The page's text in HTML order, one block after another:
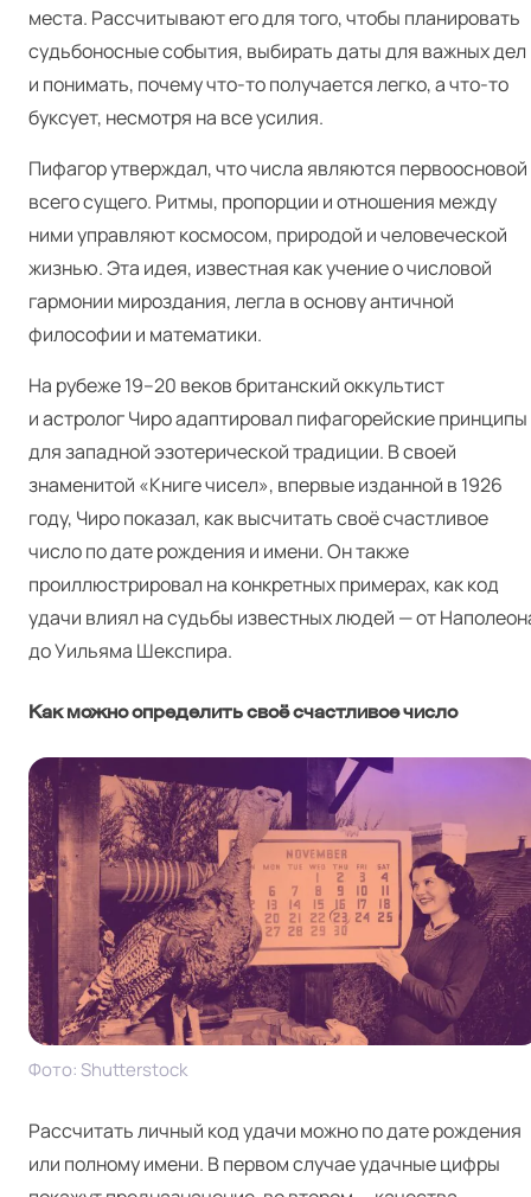
места. Рассчитывают его для того, чтобы планировать
судьбоносные события, выбирать даты для важных дел
и понимать, почему что-то получается легко, а что-то
буксует, несмотря на все усилия.
Пифагор утверждал, что числа являются первоосновой
всего сущего. Ритмы, пропорции и отношения между
ними управляют космосом, природой и человеческой
жизнью. Эта идея, известная как учение о числовой
гармонии мироздания, легла в основу античной
философии и математики.
На рубеже 19–20 веков британский оккультист
и астролог Чиро адаптировал пифагорейские принципы
для западной эзотерической традиции. В своей
знаменитой «Книге чисел», впервые изданной в 1926
году, Чиро показал, как высчитать своё счастливое
число по дате рождения и имени. Он также
проиллюстрировал на конкретных примерах, как код
удачи влиял на судьбы известных людей — от
до Уильяма Шекспира.
Как можно определить своё счастливое число
Фото: Shut­ter­stock
Рассчитать личный код удачи можно по дате рождения
или полному имени. В первом случае удачные цифры